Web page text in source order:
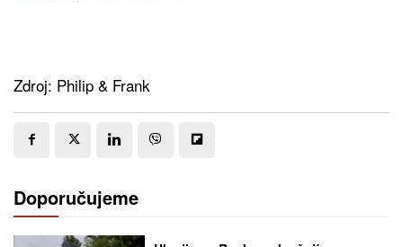
Zdroj: Philip & Frank
Doporučujeme